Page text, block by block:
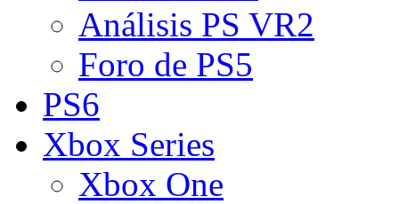
Análisis PS VR2
Foro de PS5
PS6
Xbox Series
Xbox One